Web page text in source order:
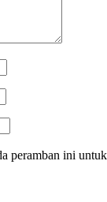
peramban ini